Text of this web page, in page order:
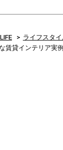
ライフスタ
賃貸インテリア実